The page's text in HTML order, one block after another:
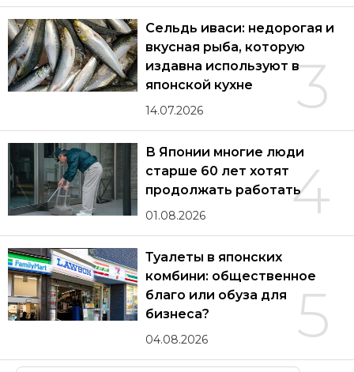
3
Сельдь иваси: недорогая и
вкусная рыба, которую
издавна используют в
японской кухне
14.07.2026
4
В Японии многие люди
старше 60 лет хотят
продолжать работать
01.08.2026
5
Туалеты в японских
комбини: общественное
благо или обуза для
бизнеса?
04.08.2026